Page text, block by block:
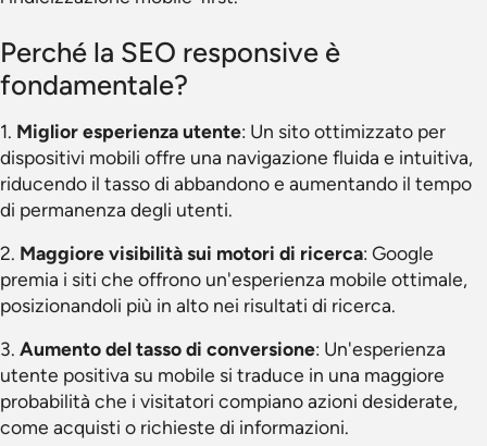
Perché la SEO responsive è
fondamentale?
1. Miglior esperienza utente: Un sito ottimizzato per
dispositivi mobili offre una navigazione fluida e intuitiva,
riducendo il tasso di abbandono e aumentando il tempo
di permanenza degli utenti.
2. Maggiore visibilità sui motori di ricerca: Google
premia i siti che offrono un'esperienza mobile ottimale,
posizionandoli più in alto nei risultati di ricerca.
3. Aumento del tasso di conversione: Un'esperienza
utente positiva su mobile si traduce in una maggiore
probabilità che i visitatori compiano azioni desiderate,
come acquisti o richieste di informazioni.